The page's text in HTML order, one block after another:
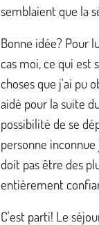
semblaient que la
Bonne idée? Pour
cas moi, ce qui est
choses que j'ai pu
aidé pour la suite
possibilité de se
personne
doit pas être des
entièrement
C'est parti! Le